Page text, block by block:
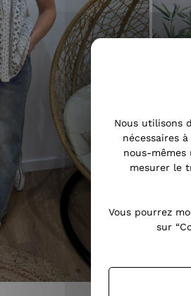
Nous utilisons
nécessaires
nous-mêmes
mesurer le
Vous pourrez
sur